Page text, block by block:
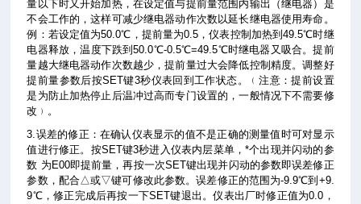
量以下时又开始加热，在设定值与提前量范围内输出（继电器）是
不会工作的，这样可减少继电器动作次数以延长继电器使用寿命。
例：若设定值为50.0℃，提前量为0.5，仪表控制加热到49.5℃时继
电器释放，温度下跌到50.0℃-0.5℃=49.5℃时继电器又吸合。提前
量越大继电器动作次数越少，提前量过大会降低控制精度。调整好
提前量参数后按SET键3秒仪表回到工作状态。﹙注意：提前设置
是为防止加热停止后温冲过高而专门设置的，一般情况下不需要修
改﹚。
3.误差的修正：在确认仪表显示的值不是正确的测量值时可对显示
值进行修正。按SET键3秒进入仪表内层菜单，*个出现并闪动的参
数 为E00即提前量，再按一次SET键出现并闪动的参数即误差修正
参数，配合△或▽键可修改此参数。误差修正的范围为-9.9℃到+9.
9℃，修正完成后再按一下SET键退出。仪表出厂时修正值为0.0，